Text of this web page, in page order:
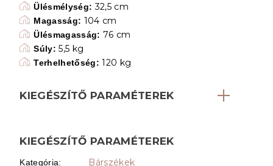
Ülésmélység: 32,5 cm
Magasság: 104 cm
Ülésmagasság: 76 cm
Súly: 5,5 kg
Terhelhetőség: 120 kg
KIEGÉSZÍTŐ PARAMÉTEREK
KIEGÉSZÍTŐ PARAMÉTEREK
Kategória: Bárszékek